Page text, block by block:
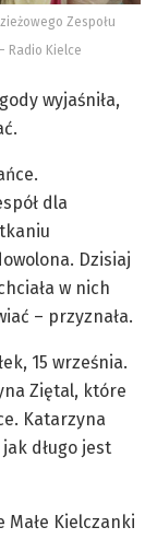
Zespołu
Radio Kielce
wyjaśniła,
dla
Dzisiaj
w nich
– przyznała.
15 września.
Ziętal, które
Katarzyna
długo jest
Małe Kielczanki